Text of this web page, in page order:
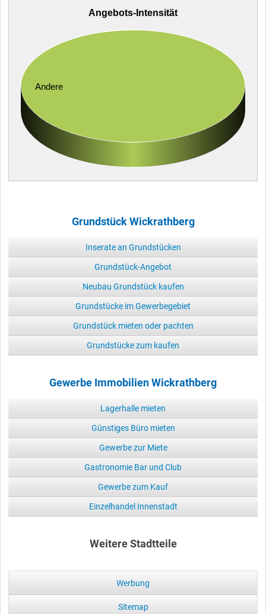
Angebots-Intensität
Andere
Grundstück Wickrathberg
Inserate an Grundstücken
Grundstück-Angebot
Neubau Grundstück kaufen
Grundstücke im Gewerbegebiet
Grundstück mieten oder pachten
Grundstücke zum kaufen
Gewerbe Immobilien Wickrathberg
Lagerhalle mieten
Günstiges Büro mieten
Gewerbe zur Miete
Gastronomie Bar und Club
Gewerbe zum Kauf
Einzelhandel Innenstadt
Weitere Stadtteile
Werbung
Sitemap